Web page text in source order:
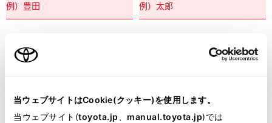
当ウェブサイトはCookie(クッキー)を使用します。
当ウェブサイト(toyota.jp manual.toyota.jp)では
必須 名前（カナ）